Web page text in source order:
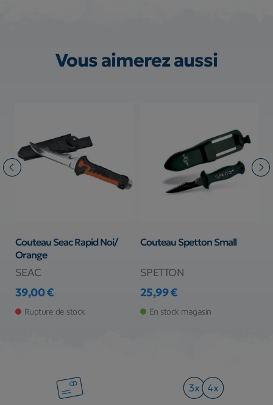
Vous aimerez aussi
Couteau Seac Rapid Noi/
Orange
SEAC
Prix
39,00 €
Rupture de stock
Couteau Spetton Small
SPETTON
Prix
25,99 €
En stock magasin